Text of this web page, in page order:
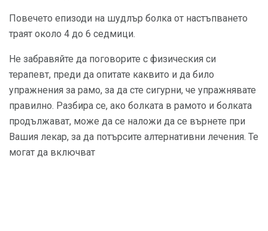
Повечето епизоди на шудлър болка от настъпването
траят около 4 до 6 седмици.
Не забравяйте да поговорите с физическия си
терапевт, преди да опитате каквито и да било
упражнения за рамо, за да сте сигурни, че упражнявате
правилно. Разбира се, ако болката в рамото и болката
продължават, може да се наложи да се върнете при
Вашия лекар, за да потърсите алтернативни лечения. Те
могат да включват